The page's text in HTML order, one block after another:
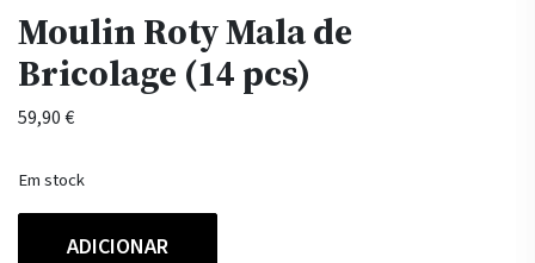
Moulin Roty Mala de
Bricolage (14 pcs)
59,90€
Em stock
ADICIONAR